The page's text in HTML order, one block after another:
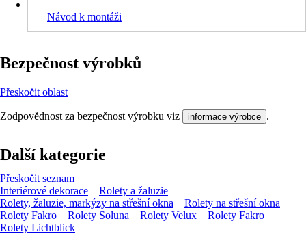
Návod k montáži
Bezpečnost výrobků
Přeskočit oblast
Zodpovědnost za bezpečnost výrobku viz informace výrobce .
Další kategorie
Přeskočit seznam
Interiérové dekorace
Rolety a žaluzie
Rolety, žaluzie, markýzy na střešní okna
Rolety na střešní okna
Rolety Fakro
Rolety Soluna Rolety Velux
Rolety Fakro
Rolety Lichtblick